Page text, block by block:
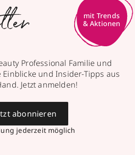
Professional Familie und
und Insider-Tipps aus
Jetzt anmelden!
jederzeit möglich
abonnieren